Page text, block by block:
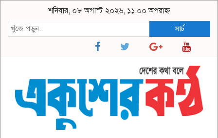
শনিবার, ০৮ অগাস্ট ২০২৬, ১১:০০ অপরাহ্ন
সার্চ